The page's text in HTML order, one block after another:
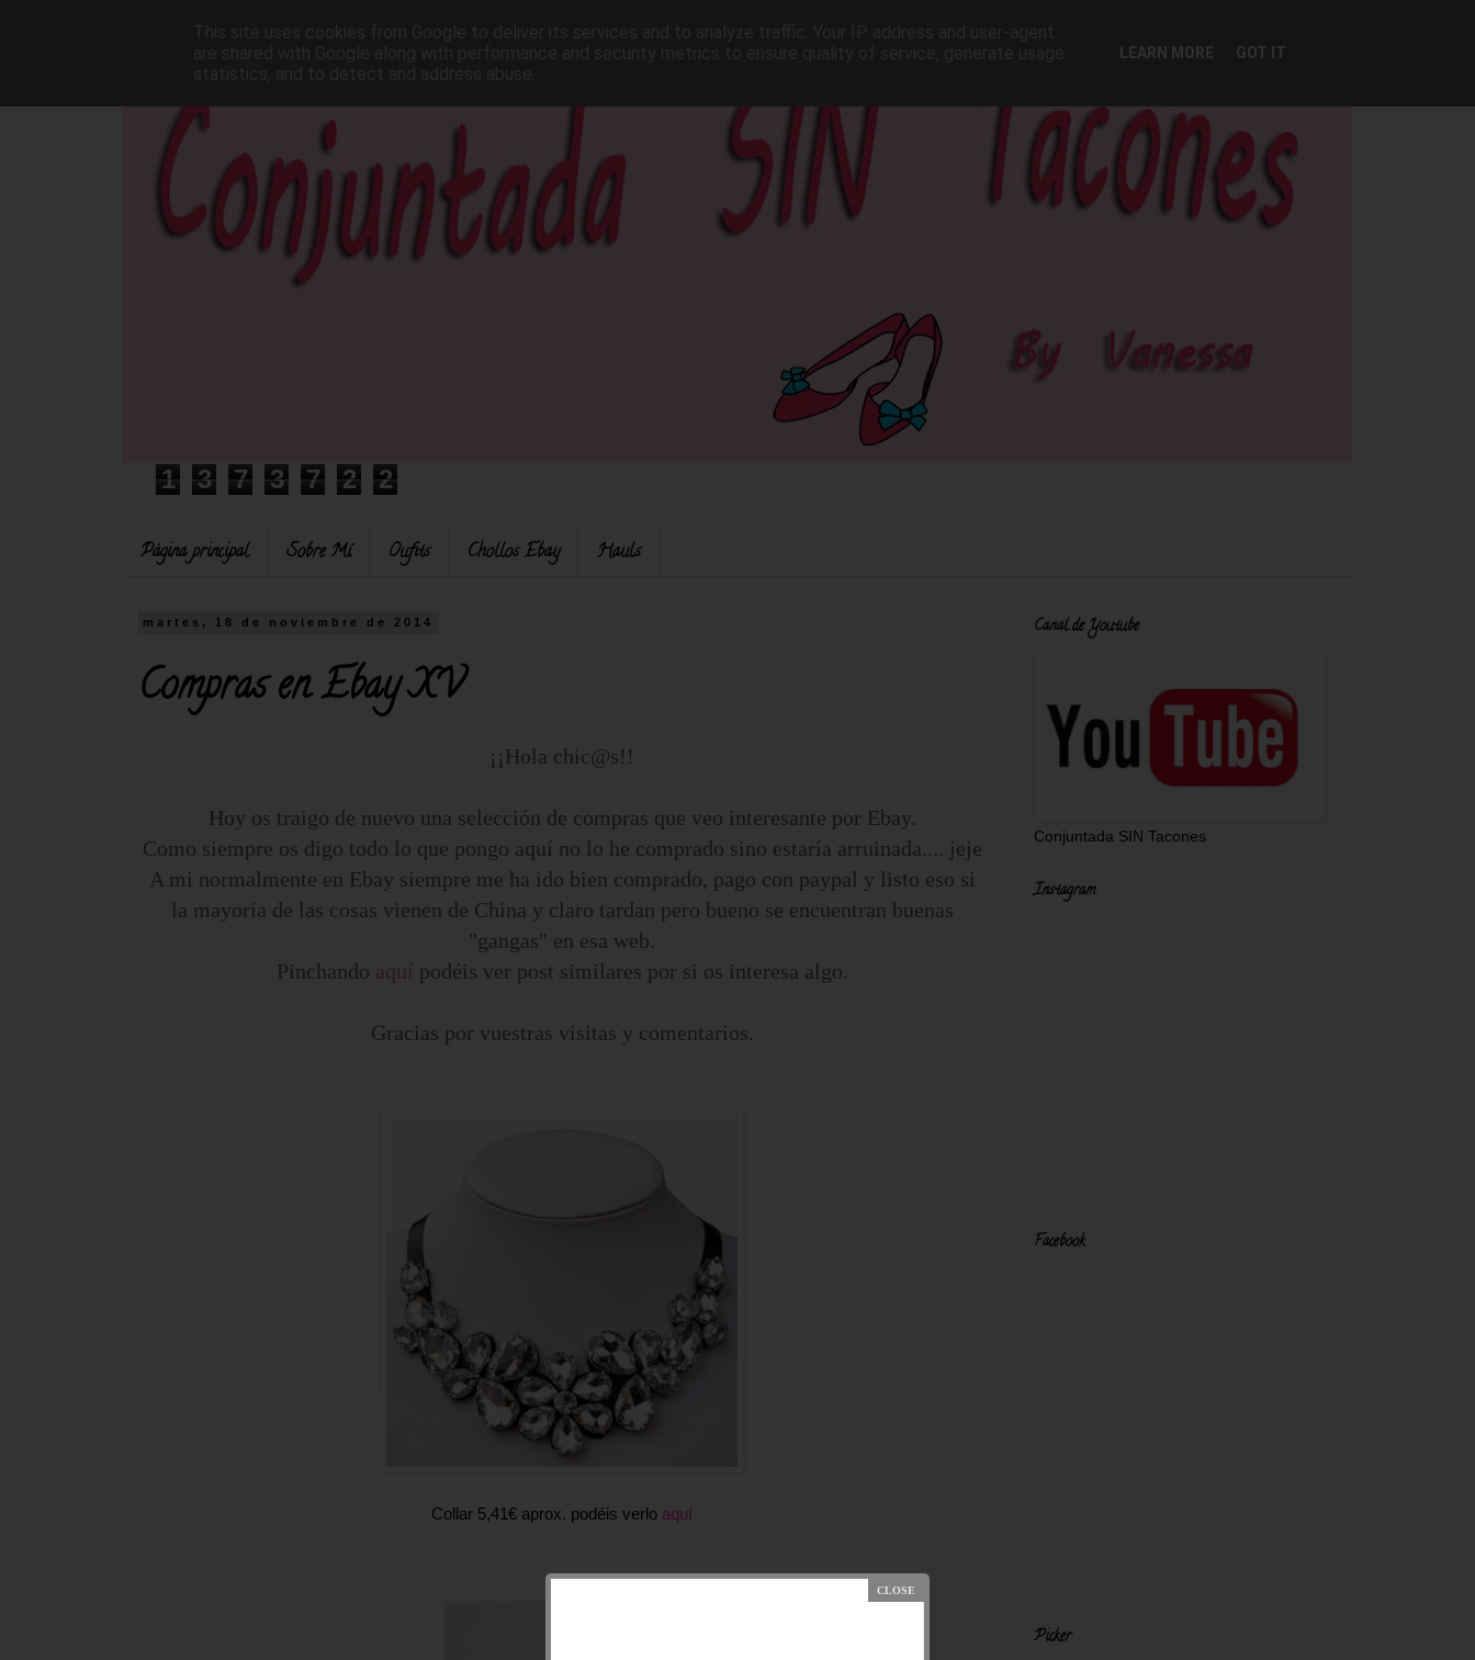
1 3 7 3 7 2 2
Página principal Sobre Mí Oufits Chollos Ebay Hauls
martes, 18 de noviembre de 2014
Compras en Ebay XV
¡¡Hola chic@s!!
Hoy os traigo de nuevo una selección de compras que veo interesante por Ebay.
Como siempre os digo todo lo que pongo aquí no lo he comprado sino estaría arruinada.... jeje
A mi normalmente en Ebay siempre me ha ido bien comprado, pago con paypal y listo eso si
la mayoría de las cosas vienen de China y claro tardan pero bueno se encuentran buenas
"gangas" en esa web.
Pinchando aquí podéis ver post similares por si os interesa algo.
Gracias por vuestras visitas y comentarios.
Collar 5,41€ aprox. podéis verlo aquí
Canal de Youtube
Conjuntada SIN Tacones
Instagram
Facebook
Picker
LEARN MORE GOT IT